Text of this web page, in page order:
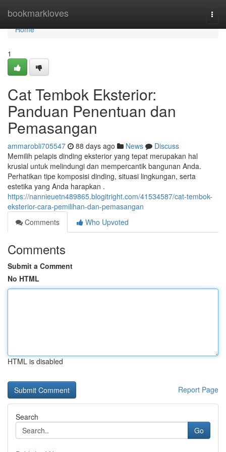
bookmarkloves
Home
Home
1
Cat Tembok Eksterior:
Panduan Penentuan dan
Pemasangan
ammarobli705547 88 days ago News
Discuss
Memilih pelapis dinding eksterior yang tepat merupakan hal
krusial untuk melindungi dan mempercantik bangunan Anda.
Perhatikan tipe komposisi dinding, situasi lingkungan, serta
estetika yang Anda harapkan .
https://nannieuetn489865.blogitright.com/41534587/cat-tembok-
eksterior-cara-pemilihan-dan-pemasangan
Comments
Who Upvoted
Comments
Submit a Comment
No HTML
HTML is disabled
Report Page
Search
Go